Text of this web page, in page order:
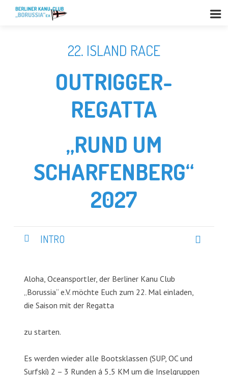
22. ISLAND RACE
OUTRIGGER-
REGATTA
„RUND UM
SCHARFENBERG“
2027
INTRO
Aloha, Oceansportler, der Berliner Kanu Club
„Borussia“ e.V. möchte Euch zum 22. Mal einladen,
die Saison mit der Regatta
zu starten.
Es werden wieder alle Bootsklassen (SUP, OC und
Surfski) 2 – 3 Runden á 5,5 KM um die Inselgruppen